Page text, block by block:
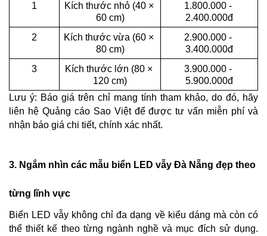
1
Kích thước nhỏ (40 ×
60 cm)
1.800.000 -
2.400.000đ
2
Kích thước vừa (60 ×
80 cm)
2.900.000 -
3.400.000đ
3
Kích thước lớn (80 ×
120 cm)
3.900.000 -
5.900.000đ
Lưu ý: Báo giá trên chỉ mang tính tham khảo, do đó, hãy
liên hệ Quảng cáo Sao Việt để được tư vấn miễn phí và
nhận báo giá chi tiết, chính xác nhất.
3. Ngắm nhìn các mẫu biển LED vẫy Đà Nẵng đẹp theo
từng lĩnh vực
Biển LED vẫy không chỉ đa dạng về kiểu dáng mà còn có
thể thiết kế theo từng ngành nghề và mục đích sử dụng.